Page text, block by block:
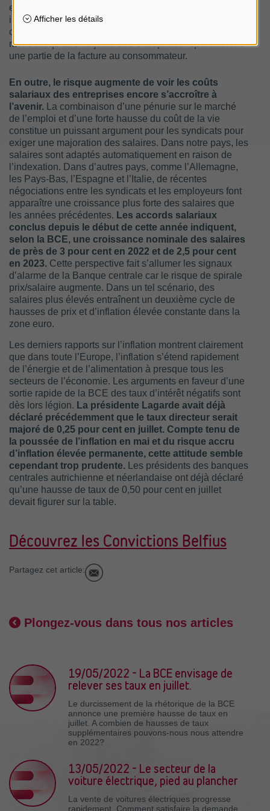
européenne est depuis quelques mois en proie à une
inflation des prix à la production de plus de 30 pour
cent. Des enquêtes menées auprès des entreprises
montrent qu’une majorité des entreprises répercuteront
une partie de la facture au consommateur.
En outre, le risque augmente de voir les coûts
salariaux des entreprises encore s’accroître à
l’avenir. La combinaison d’une pénurie sur le marché
de l’emploi et d’une forte hausse du coût de la vie
constitue un puissant argument pour les syndicats pour
exiger une majoration des salaires. Dans notre pays, les
salaires sont adaptés automatiquement en raison de
l’indexation. Dans d’autres pays, comme l’Allemagne,
les Pays-Bas, l’Espagne et l’Italie, de récentes
négociations entre les syndicats et les employeurs font
apparaître une croissance plus forte des salaires que
les années précédentes. Les accords salariaux
conclus depuis le début de cette année indiquent,
selon la BCE, une croissance nominale des salaires
de près de 3 pour cent en 2022 et de 2,5 pour cent
en 2023. Cette perspective fait s’allumer les signaux
d’alarme de la Banque centrale car le risque de spirale
prix/salaire augmente. Dans un tel scénario, des
salaires plus élevés entraînent un deuxième cycle de
hausses de prix et d’inflation élevée constante dans la
zone euro.
Les derniers rapports sur l’inflation montrent clairement
que dans toute l’Europe, l’inflation s’étend rapidement
de l’énergie et de l’alimentation à presque tous les
secteurs de l’économie. Les arguments en faveur d’une
sortie rapide de la BCE des taux d’intérêt négatifs sont
dès lors légion. La présidente Lagarde avait déjà
déclaré précédemment que le taux directeur serait
majoré de 0,25 pour cent en juillet. Compte tenu de
la poussée de l’inflation en mai et du risque accru
d’inflation élevée permanente, cette attitude semble
cependant trop prudente. Les présidents des banques
centrales autrichienne et néerlandaise ont déjà déclaré
qu’une hausse de taux de 0,50 pour cent en juillet
devait figurer sur la table.
Découvrez les Convictions Belfius
Partagez cet article:
Plongez-vous dans tous nos articles
19/05/2022 - La BCE envisage de
relever ses taux en juillet.
Le durcissement de la rhétorique de la BCE
annonce une première hausse de taux en
juillet. A combien de hausses de taux
supplémentaires pouvons-nous nous attendre
en 2022?
13/05/2022 - Le secteur de la
voiture électrique, pied au plancher
La vente de voitures électriques progresse
rapidement. Comment satisfaire la demande